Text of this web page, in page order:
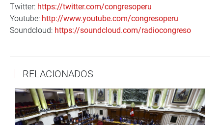
Twitter: https://twitter.com/congresoperu
Youtube: http://www.youtube.com/congresoperu
Soundcloud: https://soundcloud.com/radiocongreso
RELACIONADOS